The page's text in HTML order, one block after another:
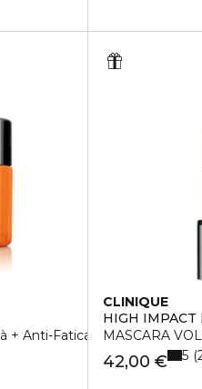
Anti-Fatica 1/2 da Arida a
CLINIQUE
HIGH IMPACT
MASCARA
42,00 € 5